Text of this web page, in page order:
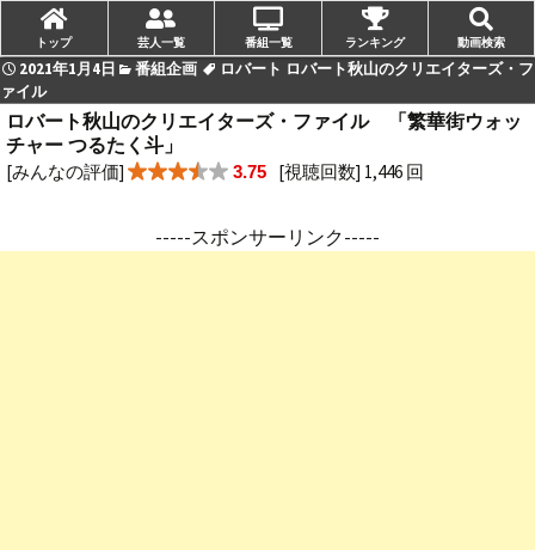
2021年1月4日 番組企画
ロバート ロバート秋山のクリエイターズ・フ
ァイル
ロバート秋山のクリエイターズ・ファイル 「繁華街ウォッ
チャー つるたく斗」
[みんなの評価] 3.75 [視聴回数] 1,446 回
-----スポンサーリンク-----
トップ 芸人一覧 番組一覧 ランキング 動画検索